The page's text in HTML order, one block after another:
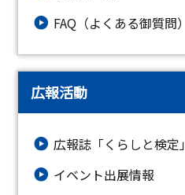
FAQ（よくある御質問）
広報活動
広報誌「くらしと検定」
イベント出展情報